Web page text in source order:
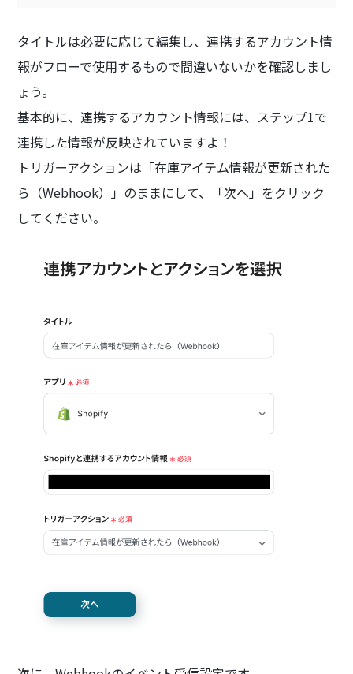
タイトルは必要に応じて編集し、連携するアカウント情
報がフローで使用するもので間違いないかを確認しまし
ょう。
基本的に、連携するアカウント情報には、ステップ1で
連携した情報が反映されていますよ！
トリガーアクションは「在庫アイテム情報が更新された
ら（Webhook）」のままにして、「次へ」をクリック
してください。